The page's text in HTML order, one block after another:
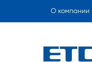
О компании